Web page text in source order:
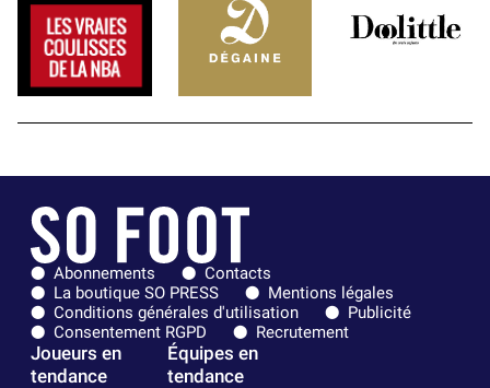
Abonnements
Contacts
La boutique SO PRESS
Mentions légales
Conditions générales d'utilisation
Publicité
Consentement RGPD
Recrutement
Joueurs en
tendance
Équipes en
tendance